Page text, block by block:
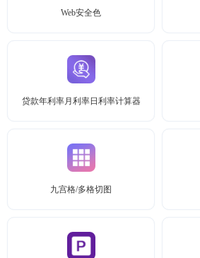
Web安全色
贷款年利率月利率日利率计算器
九宫格/多格切图